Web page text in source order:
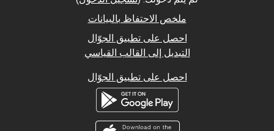
ملخص الاحتفاظ بالبيانات
احصل على تطبيق الجوّال
التبديل إلى القالب القياسي
احصل على تطبيق الجوّال